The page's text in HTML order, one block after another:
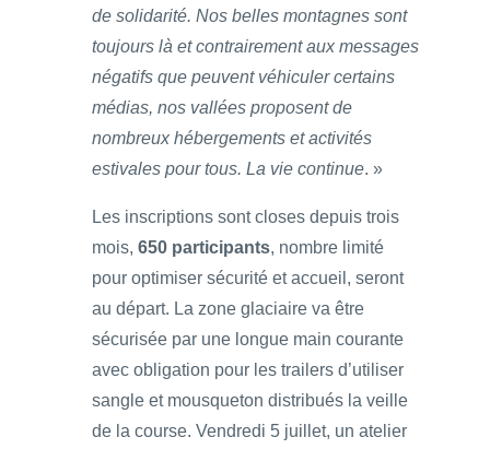
de solidarité. Nos belles montagnes sont
toujours là et contrairement aux messages
négatifs que peuvent véhiculer certains
médias, nos vallées proposent de
nombreux hébergements et activités
estivales pour tous. La vie continue. »
Les inscriptions sont closes depuis trois
mois, 650 participants, nombre limité
pour optimiser sécurité et accueil, seront
au départ. La zone glaciaire va être
sécurisée par une longue main courante
avec obligation pour les trailers d’utiliser
sangle et mousqueton distribués la veille
de la course. Vendredi 5 juillet, un atelier